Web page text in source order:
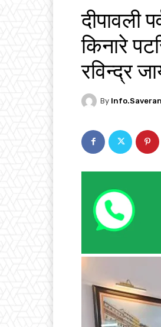
दीपावली
किनारे
रविन्द्र
By